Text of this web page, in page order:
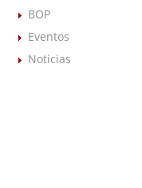
BOP
Eventos
Noticias